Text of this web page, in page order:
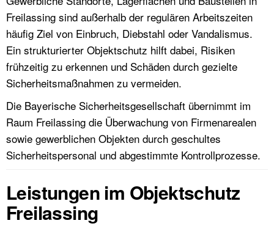
Freilassing sind außerhalb der regulären Arbeitszeiten
häufig Ziel von Einbruch, Diebstahl oder Vandalismus.
Ein strukturierter Objektschutz hilft dabei, Risiken
frühzeitig zu erkennen und Schäden durch gezielte
Sicherheitsmaßnahmen zu vermeiden.
Die Bayerische Sicherheitsgesellschaft übernimmt im
Raum Freilassing die Überwachung von Firmenarealen
sowie gewerblichen Objekten durch geschultes
Sicherheitspersonal und abgestimmte Kontrollprozesse.
Leistungen im Objektschutz
Freilassing